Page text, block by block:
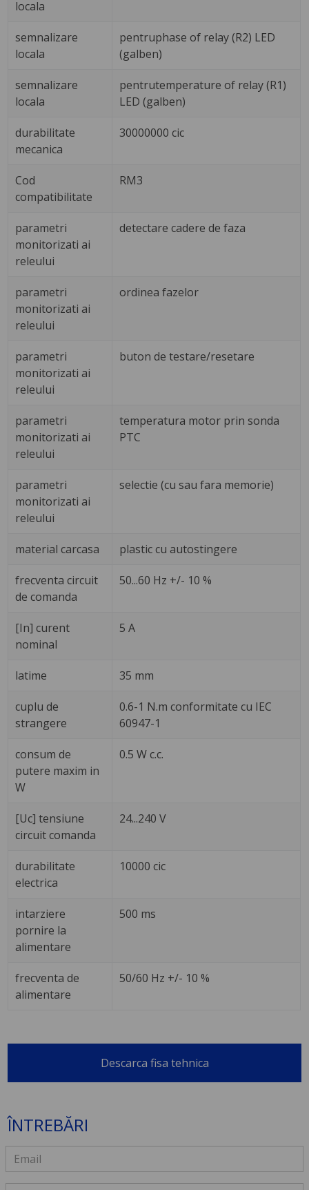
locala
semnalizare
locala
pentruphase of relay (R2) LED
(galben)
semnalizare
locala
pentrutemperature of relay (R1)
LED (galben)
durabilitate
mecanica
30000000 cic
Cod
compatibilitate
RM3
parametri
monitorizati ai
releului
detectare cadere de faza
parametri
monitorizati ai
releului
ordinea fazelor
parametri
monitorizati ai
releului
buton de testare/resetare
parametri
monitorizati ai
releului
temperatura motor prin sonda
PTC
parametri
monitorizati ai
releului
selectie (cu sau fara memorie)
material carcasa plastic cu autostingere
frecventa circuit
de comanda
50...60 Hz +/- 10 %
[In] curent
nominal
5 A
latime 35 mm
cuplu de
strangere
0.6-1 N.m conformitate cu IEC
60947-1
consum de
putere maxim in
W
0.5 W c.c.
[Uc] tensiune
circuit comanda
24...240 V
durabilitate
electrica
10000 cic
intarziere
pornire la
alimentare
500 ms
frecventa de
alimentare
50/60 Hz +/- 10 %
Descarca fisa tehnica
ÎNTREBĂRI